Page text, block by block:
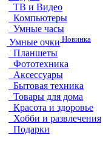
ТВ и Видео
Компьютеры
Умные часы
Умные очки Новинка
Планшеты
Фототехника
Аксессуары
Бытовая техника
Товары для дома
Красота и здоровье
Хобби и развлечения
Подарки